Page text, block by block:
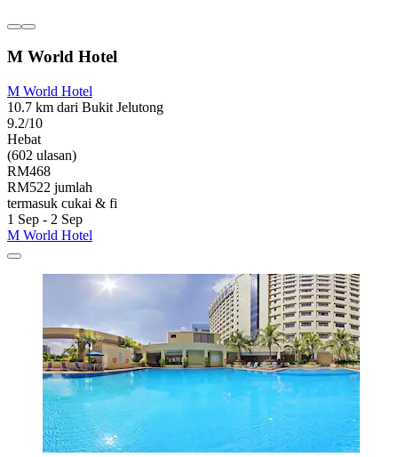
M World Hotel
M World Hotel
10.7 km dari Bukit Jelutong
9.2/10
Hebat
(602 ulasan)
RM468
RM522 jumlah
termasuk cukai & fi
1 Sep - 2 Sep
M World Hotel